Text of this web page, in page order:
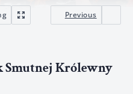
Previous
Smutnej Królewny